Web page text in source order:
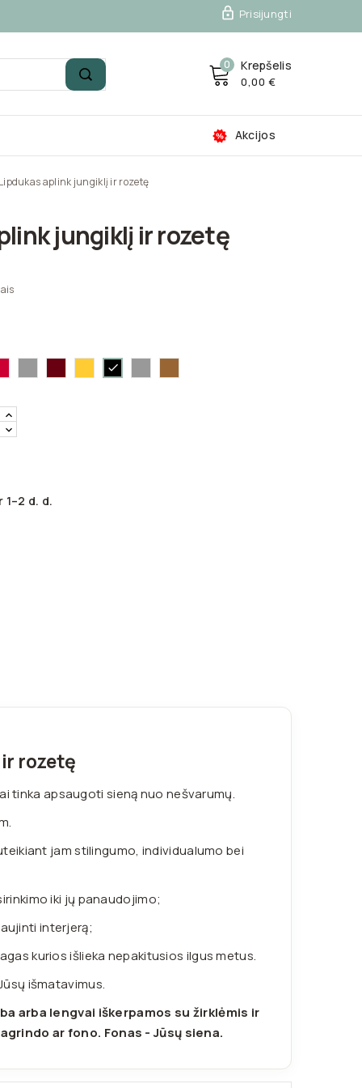
 Prisijungti
0 Krepšelis
0,00 €
Akcijos
Lipdukas aplink jungiklį ir rozetę
jungiklį ir rozetę
Raudona-Sidabrinė-3108
Tamsiai
80
Geltona-
3116Juoda-Pilka-Auksinė-3102
d. d.
rozetę
tinka apsaugoti sieną nuo nešvarumų.
jam stilingumo, individualumo bei
iki jų panaudojimo;
interjerą;
kurios išlieka nepakitusios ilgus metus.
išmatavimus.
arba lengvai iškerpamos su žirklėmis ir
ar fono. Fonas - Jūsų siena.